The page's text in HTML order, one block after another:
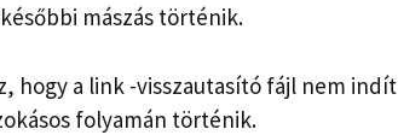
mászás történik.
hogy a link -visszautasító fájl nem indít
folyamán történik.